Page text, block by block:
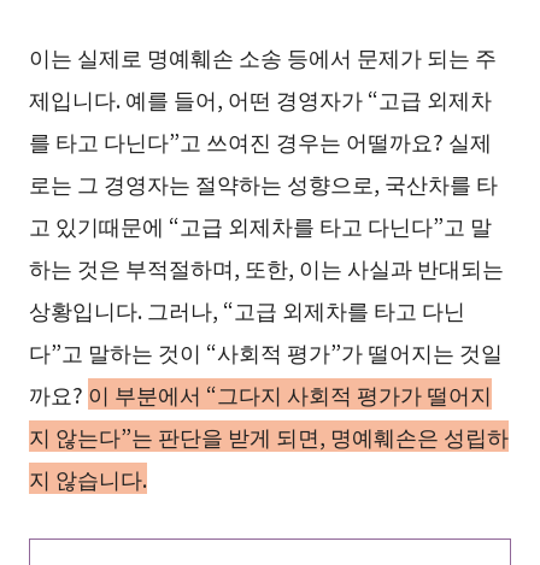
이는 실제로 명예훼손 소송 등에서 문제가 되는 주
제입니다. 예를 들어, 어떤 경영자가 “고급 외제차
를 타고 다닌다”고 쓰여진 경우는 어떨까요? 실제
로는 그 경영자는 절약하는 성향으로, 국산차를 타
고 있기때문에 “고급 외제차를 타고 다닌다”고 말
하는 것은 부적절하며, 또한, 이는 사실과 반대되는
상황입니다. 그러나, “고급 외제차를 타고 다닌
다”고 말하는 것이 “사회적 평가”가 떨어지는 것일
까요? 이 부분에서 “그다지 사회적 평가가 떨어지
지 않는다”는 판단을 받게 되면, 명예훼손은 성립하
지 않습니다.